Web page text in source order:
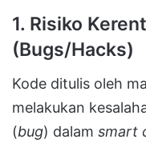
1. Risiko
(Bugs/Hacks)
Kode ditulis oleh
melakukan
(bug) dalam smart